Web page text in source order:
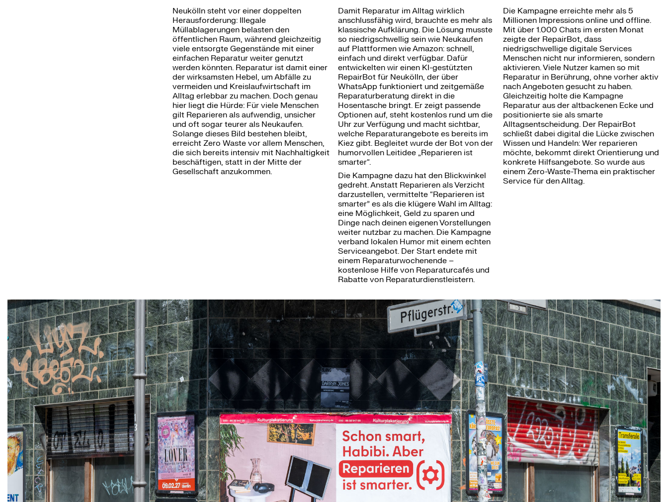
Neukölln steht vor einer doppelten
Herausforderung: Illegale
Müllablagerungen belasten den
öffentlichen Raum, während gleichzeitig
viele entsorgte Gegenstände mit einer
einfachen Reparatur weiter genutzt
werden könnten. Reparatur ist damit einer
der wirksamsten Hebel, um Abfälle zu
vermeiden und Kreislaufwirtschaft im
Alltag erlebbar zu machen. Doch genau
hier liegt die Hürde: Für viele Menschen
gilt Reparieren als aufwendig, unsicher
und oft sogar teurer als Neukaufen.
Solange dieses Bild bestehen bleibt,
erreicht Zero Waste vor allem Menschen,
die sich bereits intensiv mit Nachhaltigkeit
beschäftigen, statt in der Mitte der
Gesellschaft anzukommen.
Damit Reparatur im Alltag wirklich
anschlussfähig wird, brauchte es mehr als
klassische Aufklärung. Die Lösung musste
so niedrigschwellig sein wie Neukaufen
auf Plattformen wie Amazon: schnell,
einfach und direkt verfügbar. Dafür
entwickelten wir einen KI-gestützten
RepairBot für Neukölln, der über
WhatsApp funktioniert und zeitgemäße
Reparaturberatung direkt in die
Hosentasche bringt. Er zeigt passende
Optionen auf, steht kostenlos rund um die
Uhr zur Verfügung und macht sichtbar,
welche Reparaturangebote es bereits im
Kiez gibt. Begleitet wurde der Bot von der
humorvollen Leitidee „Reparieren ist
smarter“.
Die Kampagne dazu hat den Blickwinkel
gedreht. Anstatt Reparieren als Verzicht
darzustellen, vermittelte “Reparieren ist
smarter” es als die klügere Wahl im Alltag:
eine Möglichkeit, Geld zu sparen und
Dinge nach deinen eigenen Vorstellungen
weiter nutzbar zu machen. Die Kampagne
verband lokalen Humor mit einem echten
Serviceangebot. Der Start endete mit
einem Reparaturwochenende –
kostenlose Hilfe von Reparaturcafés und
Rabatte von Reparaturdienstleistern.
Die Kampagne erreichte mehr als 5
Millionen Impressions online und offline.
Mit über 1.000 Chats im ersten Monat
zeigte der RepairBot, dass
niedrigschwellige digitale Services
Menschen nicht nur informieren, sondern
aktivieren. Viele Nutzer kamen so mit
Reparatur in Berührung, ohne vorher aktiv
nach Angeboten gesucht zu haben.
Gleichzeitig holte die Kampagne
Reparatur aus der altbackenen Ecke und
positionierte sie als smarte
Alltagsentscheidung. Der RepairBot
schließt dabei digital die Lücke zwischen
Wissen und Handeln: Wer reparieren
möchte, bekommt direkt Orientierung und
konkrete Hilfsangebote. So wurde aus
einem Zero-Waste-Thema ein praktischer
Service für den Alltag.